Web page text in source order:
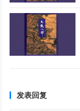
发表回复